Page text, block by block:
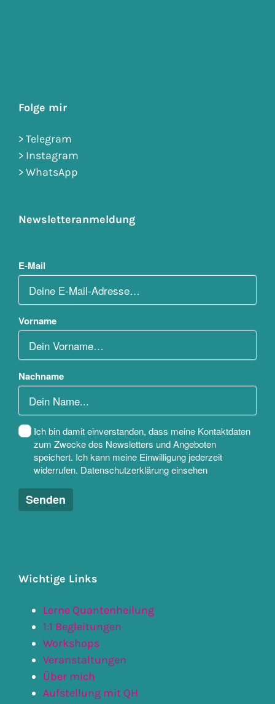
Folge mir
>Telegram
> Instagram
>WhatsApp
Newsletteranmeldung
Wichtige Links
Lerne Quantenheilung
1:1 Begleitungen
Workshops
Veranstaltungen
Über mich
Aufstellung mit QH